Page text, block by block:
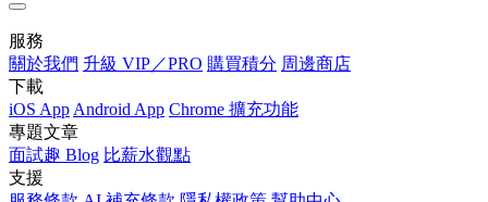
服務
關於我們 升級 VIP／PRO 購買積分 周邊商店
下載
iOS App Android App Chrome 擴充功能
專題文章
面試趣 Blog 比薪水觀點
支援